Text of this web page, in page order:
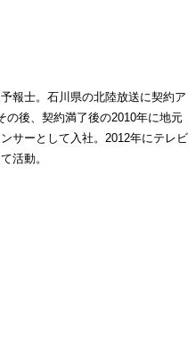
報士。石川県の北陸放送に契約ア
の後、契約満了後の2010年に地元
サーとして入社。2012年にテレビ
活動。